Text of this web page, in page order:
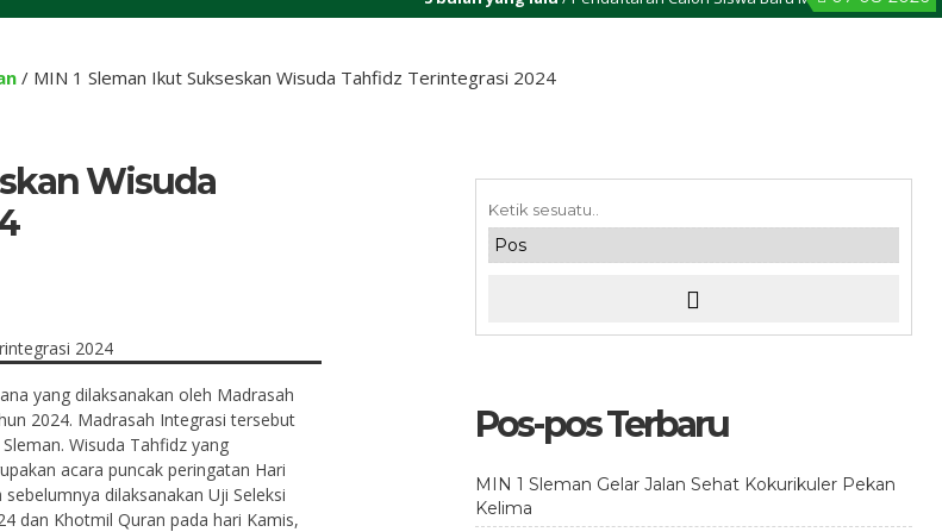
/ MIN 1 Sleman Ikut Sukseskan Wisuda Tahfidz Terintegrasi 2024
Wisuda
yang dilaksanakan oleh Madrasah
2024. Madrasah Integrasi tersebut
Wisuda Tahfidz yang
acara puncak peringatan Hari
dilaksanakan Uji Seleksi
dan Khotmil Quran pada hari Kamis,
Pos-pos Terbaru
MIN 1 Sleman Gelar Jalan Sehat Kokurikuler Pekan
Kelima